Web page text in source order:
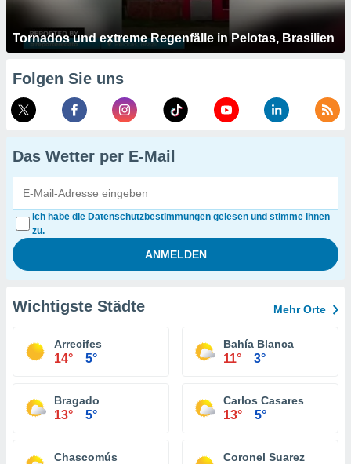
Tornados und extreme Regenfälle in Pelotas, Brasilien
Folgen Sie uns
Das Wetter per E-Mail
Ich habe die Datenschutzbestimmungen gelesen und stimme ihnen
zu.
Wichtigste Städte Mehr Orte
Arrecifes
14° 5°
Bahía Blanca
11° 3°
Bragado
13° 5°
Carlos Casares
13° 5°
Chascomús Coronel Suarez